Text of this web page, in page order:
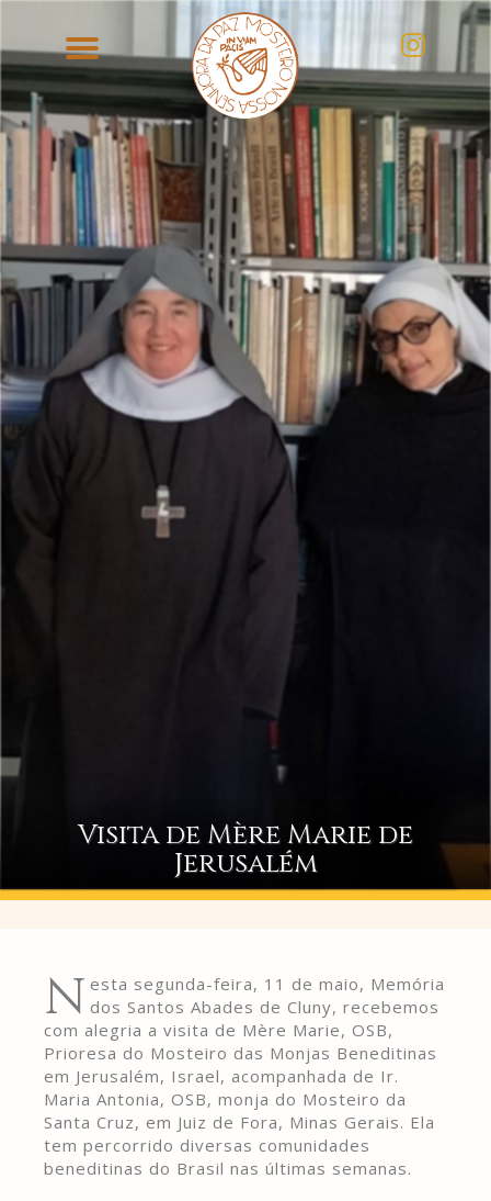
Visita de Mère Marie de
Jerusalém
N esta segunda-feira, 11 de maio, Memória
dos Santos Abades de Cluny, recebemos
com alegria a visita de Mère Marie, OSB,
Prioresa do Mosteiro das Monjas Beneditinas
em Jerusalém, Israel, acompanhada de Ir.
Maria Antonia, OSB, monja do Mosteiro da
Santa Cruz, em Juiz de Fora, Minas Gerais. Ela
tem percorrido diversas comunidades
beneditinas do Brasil nas últimas semanas.